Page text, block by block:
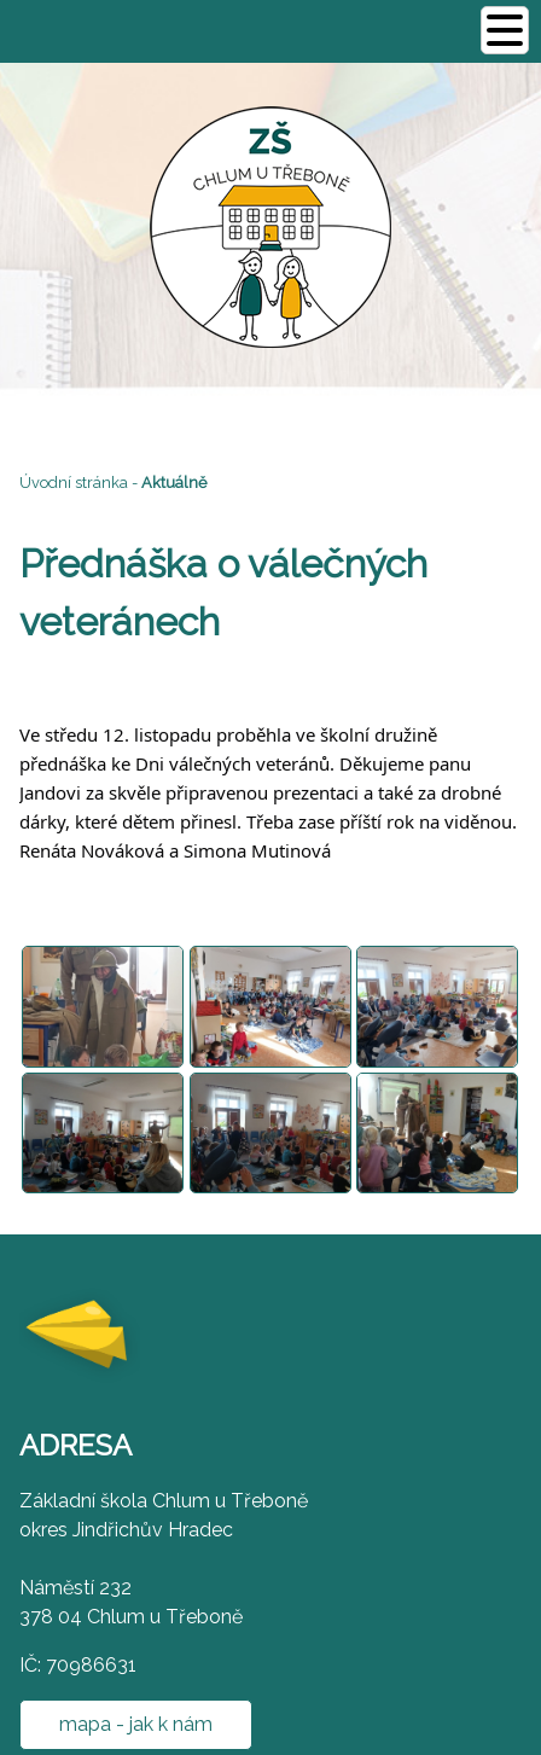
Úvodní stránka - Aktuálně
Přednáška o válečných
veteránech
Ve středu 12. listopadu proběhla ve školní družině
přednáška ke Dni válečných veteránů. Děkujeme panu
Jandovi za skvěle připravenou prezentaci a také za drobné
dárky, které dětem přinesl. Třeba zase příští rok na viděnou.
Renáta Nováková a Simona Mutinová
ADRESA
Základní škola Chlum u Třeboně
okres Jindřichův Hradec
Náměstí 232
378 04 Chlum u Třeboně
IČ: 70986631
mapa - jak k nám